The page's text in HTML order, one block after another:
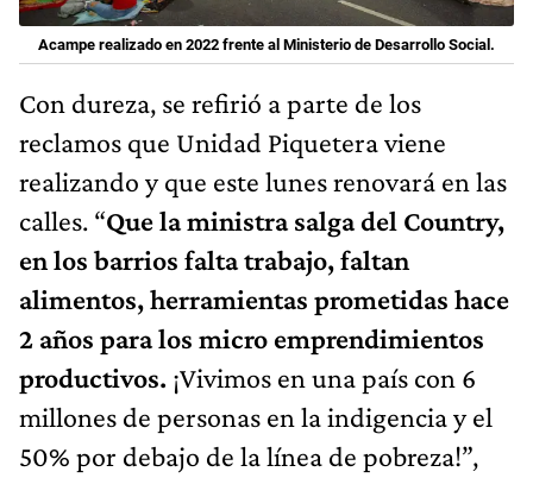
Acampe realizado en 2022 frente al Ministerio de Desarrollo Social.
Con dureza, se refirió a parte de los
reclamos que Unidad Piquetera viene
realizando y que este lunes renovará en las
calles. “Que la ministra salga del Country,
en los barrios falta trabajo, faltan
alimentos, herramientas prometidas hace
2 años para los micro emprendimientos
productivos. ¡Vivimos en una país con 6
millones de personas en la indigencia y el
50% por debajo de la línea de pobreza!”,